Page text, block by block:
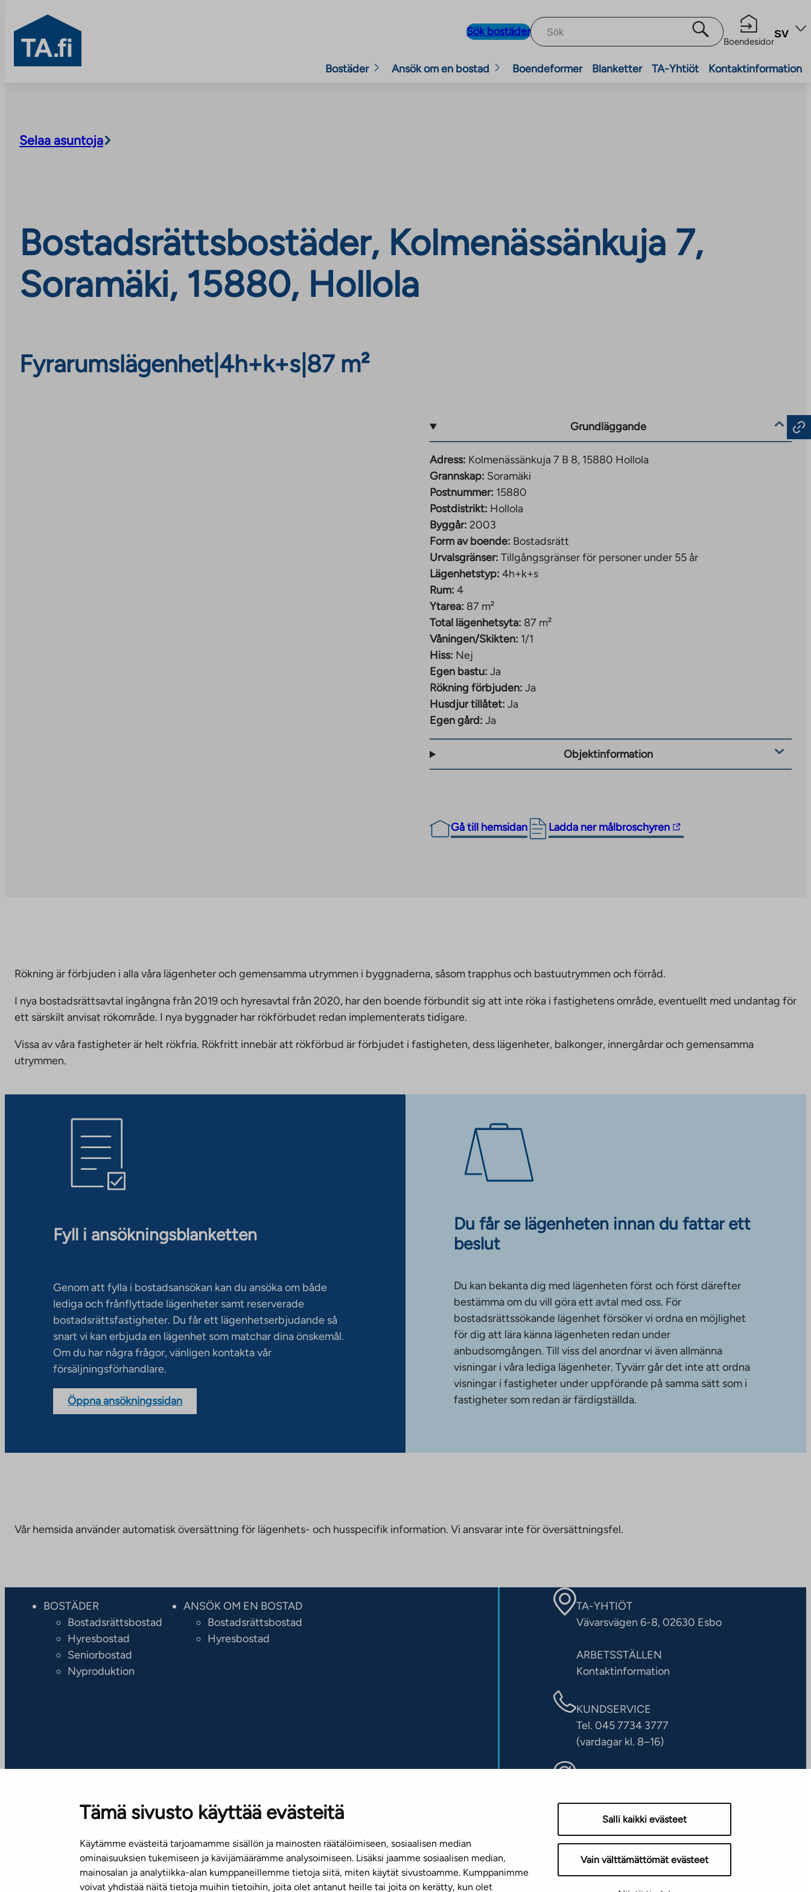
Tämä sivusto käyttää evästeitä
Käytämme evästeitä tarjoamamme sisällön ja mainosten räätälöimiseen, sosiaalisen median
ominaisuuksien tukemiseen ja kävijämäärämme analysoimiseen. Lisäksi jaamme sosiaalisen median,
mainosalan ja analytiikka-alan kumppaneillemme tietoja siitä, miten käytät sivustoamme. Kumppanimme
voivat yhdistää näitä tietoja muihin tietoihin, joita olet antanut heille tai joita on kerätty, kun olet
Salli kaikki evästeet
Vain välttämättömät evästeet
TA.fi
Sök bostäder
Boendesidor
SV
Bostäder Ansök om en bostad Boendeformer Blanketter TA-Yhtiöt Kontaktinformation
Selaa asuntoja
Bostadsrättsbostäder, Kolmenässänkuja 7,
Soramäki, 15880, Hollola
Fyrarumslägenhet| 4h+k+s 87 m²
Grundläggande
Adress: Kolmenässänkuja 7 B 8, 15880 Hollola
Grannskap: Soramäki
Postnummer: 15880
Postdistrikt: Hollola
Byggår: 2003
Form av boende: Bostadsrätt
Urvalsgränser: Tillgångsgränser för personer under 55 år
Lägenhetstyp: 4h+k+s
Rum: 4
Ytarea: 87 m²
Total lägenhetsyta: 87 m²
Våningen/Skikten: 1/1
Hiss: Nej
Egen bastu: Ja
Rökning förbjuden: Ja
Husdjur tillåtet: Ja
Egen gård: Ja
Objektinformation
Gå till hemsidan Ladda ner målbroschyren
The
opens
a
tab
Rökning är förbjuden i alla våra lägenheter och gemensamma utrymmen i byggnaderna, såsom trapphus och bastuutrymmen och förråd.
I nya bostadsrättsavtal ingångna från 2019 och hyresavtal från 2020, har den boende förbundit sig att inte röka i fastighetens område, eventuellt med undantag för
ett särskilt anvisat rökområde. I nya byggnader har rökförbudet redan implementerats tidigare.
Vissa av våra fastigheter är helt rökfria. Rökfritt innebär att rökförbud är förbjudet i fastigheten, dess lägenheter, balkonger, innergårdar och gemensamma
utrymmen.
Fyll i ansökningsblanketten
Genom att fylla i bostadsansökan kan du ansöka om både
lediga och frånflyttade lägenheter samt reserverade
bostadsrättsfastigheter. Du får ett lägenhetserbjudande så
snart vi kan erbjuda en lägenhet som matchar dina önskemål.
Om du har några frågor, vänligen kontakta vår
försäljningsförhandlare.
Öppna ansökningssidan
Du får se lägenheten innan du fattar ett
beslut
Du kan bekanta dig med lägenheten först och först därefter
bestämma om du vill göra ett avtal med oss. För
bostadsrättssökande lägenhet försöker vi ordna en möjlighet
för dig att lära känna lägenheten redan under
anbudsomgången. Till viss del anordnar vi även allmänna
visningar i våra lediga lägenheter. Tyvärr går det inte att ordna
visningar i fastigheter under uppförande på samma sätt som i
fastigheter som redan är färdigställda.
Vår hemsida använder automatisk översättning för lägenhets- och husspecifik information. Vi ansvarar inte för översättningsfel.
BOSTÄDER
Bostadsrättsbostad
Hyresbostad
Seniorbostad
Nyproduktion
ANSÖK OM EN BOSTAD
Bostadsrättsbostad
Hyresbostad
TA-YHTIÖT
Vävarsvägen 6-8, 02630 Esbo
ARBETSSTÄLLEN
Kontaktinformation
KUNDSERVICE
Tel. 045 7734 3777
(vardagar kl. 8–16)
Nyhetsbrev (på finska)